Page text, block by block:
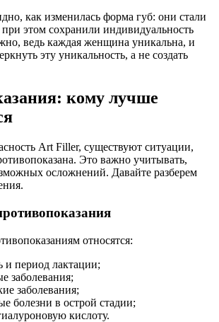
как изменилась форма губ: они стали
этом сохранили индивидуальность
ведь каждая женщина уникальна, и
эту уникальность, а не создать
кому лучше
Art Filler, существуют ситуации,
Это важно учитывать,
осложнений. Давайте разберем
относятся:
и период лактации;
заболевания;
заболевания;
болезни в острой стадии;
кислоту.